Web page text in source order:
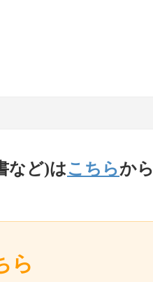
など)はこちらから
ら